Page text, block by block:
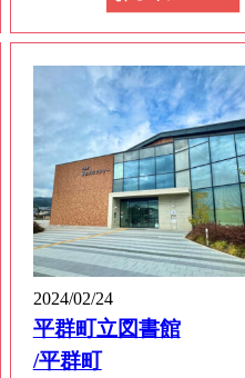
2024/02/24
平群町立図書館
/平群町